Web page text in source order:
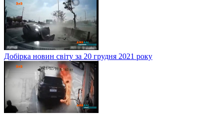
Добірка новин світу за 20 грудня 2021 року